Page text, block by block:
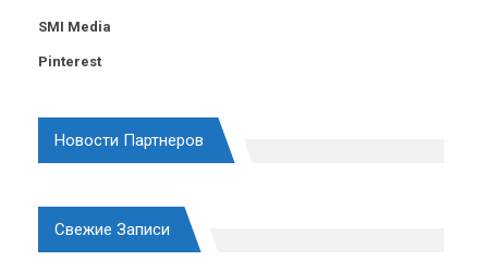
SMI Media
Pinterest
Новости Партнеров
Свежие Записи